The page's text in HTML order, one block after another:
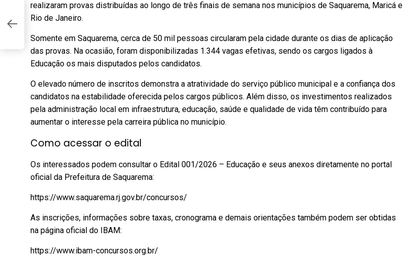
realizaram provas distribuídas ao longo de três finais de semana nos municípios de Saquarema, Maricá e
Rio de Janeiro.
Somente em Saquarema, cerca de 50 mil pessoas circularam pela cidade durante os dias de aplicação
das provas. Na ocasião, foram disponibilizadas 1.344 vagas efetivas, sendo os cargos ligados à
Educação os mais disputados pelos candidatos.
O elevado número de inscritos demonstra a atratividade do serviço público municipal e a confiança dos
candidatos na estabilidade oferecida pelos cargos públicos. Além disso, os investimentos realizados
pela administração local em infraestrutura, educação, saúde e qualidade de vida têm contribuído para
aumentar o interesse pela carreira pública no município.
Como acessar o edital
Os interessados podem consultar o Edital 001/2026 – Educação e seus anexos diretamente no portal
oficial da Prefeitura de Saquarema:
https://www.saquarema.rj.gov.br/concursos/
As inscrições, informações sobre taxas, cronograma e demais orientações também podem ser obtidas
na página oficial do IBAM:
https://www.ibam-concursos.org.br/